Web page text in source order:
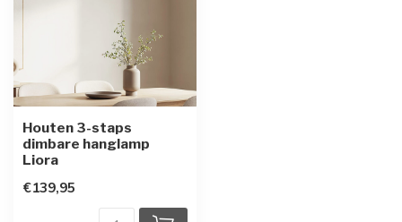
Houten 3-staps
dimbare hanglamp
Liora
€139,95